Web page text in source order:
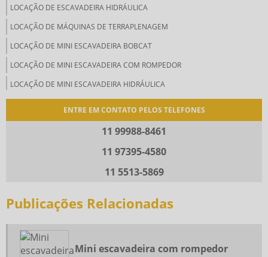
LOCAÇÃO DE ESCAVADEIRA HIDRÁULICA
LOCAÇÃO DE MÁQUINAS DE TERRAPLENAGEM
LOCAÇÃO DE MINI ESCAVADEIRA BOBCAT
LOCAÇÃO DE MINI ESCAVADEIRA COM ROMPEDOR
LOCAÇÃO DE MINI ESCAVADEIRA HIDRÁULICA
LOCAÇÃO DE ROLO COMPACTADOR
REMOÇÃO DE TERRA
REMOÇÃO DE TERRA PREÇO
ENTRE EM CONTATO PELOS TELEFONES
11 99988-8461
11 97395-4580
11 5513-5869
Publicações Relacionadas
Mini escavadeira com rompedor